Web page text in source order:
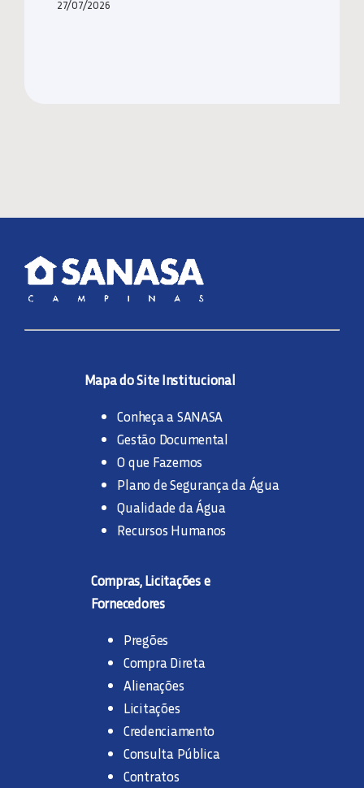
27/07/2026
Mapa do Site Institucional
Conheça a SANASA
Gestão Documental
O que Fazemos
Plano de Segurança da Água
Qualidade da Água
Recursos Humanos
Compras, Licitações e
Fornecedores
Pregões
Compra Direta
Alienações
Licitações
Credenciamento
Consulta Pública
Contratos